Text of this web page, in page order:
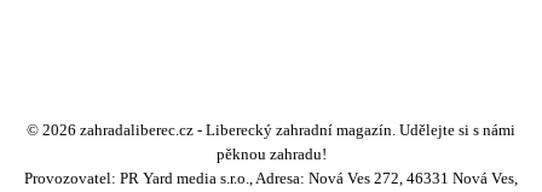
© 2026 zahradaliberec.cz - Liberecký zahradní magazín. Udělejte si s námi
pěknou zahradu!
Provozovatel: PR Yard media s.r.o., Adresa: Nová Ves 272, 46331 Nová Ves,